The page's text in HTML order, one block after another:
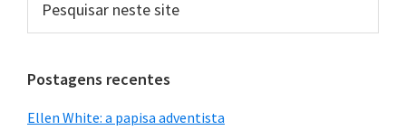
neste
Postagens recentes
Ellen White: a papisa adventista